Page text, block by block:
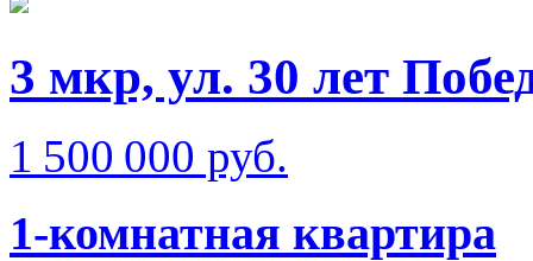
3 мкр, ул. 30 лет
1 500 000 руб.
1-комнатная квартира